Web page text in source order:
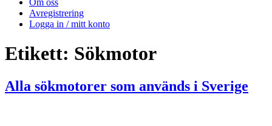
Om oss
Avregistrering
Logga in / mitt konto
Etikett: Sökmotor
Alla sökmotorer som används i Sverige